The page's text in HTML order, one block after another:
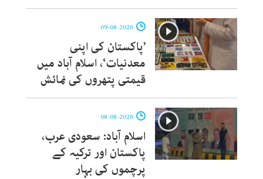
’پاکستان کی اپنی
معدنیات‘، اسلام آباد میں
قیمتی پتھروں کی نمائش
اسلام آباد: سعودی عرب،
پاکستان اور ترکیہ کے
پرچموں کی بہار